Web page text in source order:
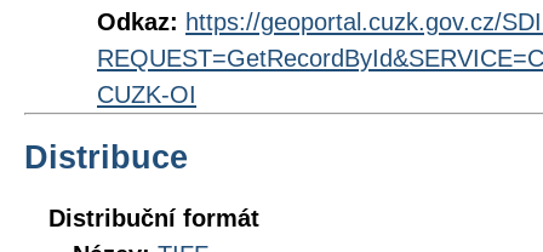
Odkaz: https://geoportal.cuzk.gov.cz/
CUZK-OI
Distribuce
Distribuční formát